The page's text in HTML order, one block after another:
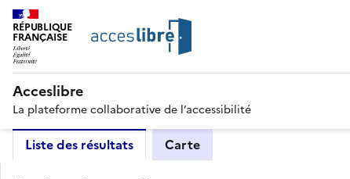
RÉPUBLIQUE
FRANÇAISE
Acceslibre
La plateforme collaborative de l’accessibilité
Liste des résultats Carte